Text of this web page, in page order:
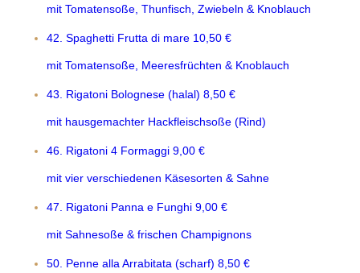
mit Tomatensoße, Thunfisch, Zwiebeln & Knoblauch
42. Spaghetti Frutta di mare 10,50 €
mit Tomatensoße, Meeresfrüchten & Knoblauch
43. Rigatoni Bolognese (halal) 8,50 €
mit hausgemachter Hackfleischsoße (Rind)
46. Rigatoni 4 Formaggi 9,00 €
mit vier verschiedenen Käsesorten & Sahne
47. Rigatoni Panna e Funghi 9,00 €
mit Sahnesoße & frischen Champignons
50. Penne alla Arrabitata (scharf) 8,50 €